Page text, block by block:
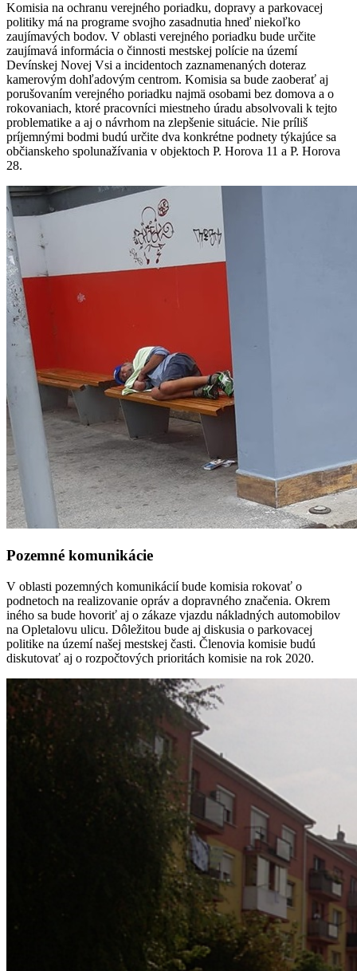
Komisia na ochranu verejného poriadku, dopravy a parkovacej
politiky má na programe svojho zasadnutia hneď niekoľko
zaujímavých bodov. V oblasti verejného poriadku bude určite
zaujímavá informácia o činnosti mestskej polície na území
Devínskej Novej Vsi a incidentoch zaznamenaných doteraz
kamerovým dohľadovým centrom. Komisia sa bude zaoberať aj
porušovaním verejného poriadku najmä osobami bez domova a o
rokovaniach, ktoré pracovníci miestneho úradu absolvovali k tejto
problematike a aj o návrhom na zlepšenie situácie. Nie príliš
príjemnými bodmi budú určite dva konkrétne podnety týkajúce sa
občianskeho spolunažívania v objektoch P. Horova 11 a P. Horova
28.
Pozemné komunikácie
V oblasti pozemných komunikácií bude komisia rokovať o
podnetoch na realizovanie opráv a dopravného značenia. Okrem
iného sa bude hovoriť aj o zákaze vjazdu nákladných automobilov
na Opletalovu ulicu. Dôležitou bude aj diskusia o parkovacej
politike na území našej mestskej časti. Členovia komisie budú
diskutovať aj o rozpočtových prioritách komisie na rok 2020.